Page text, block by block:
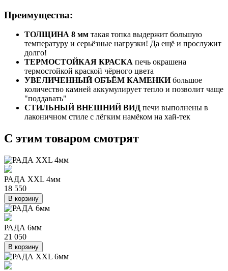
Преимущества:
ТОЛЩИНА 8 мм такая топка выдержит большую
температуру и серьёзные нагрузки! Да ещё и прослужит
долго!
ТЕРМОСТОЙКАЯ КРАСКА печь окрашена
термостойкой краской чёрного цвета
УВЕЛИЧЕННЫЙ ОБЪЁМ КАМЕНКИбольшое
количество камней аккумулирует тепло и позволит чаще
"поддавать"
СТИЛЬНЫЙ ВНЕШНИЙ ВИД печи выполнены в
лаконичном стиле с лёгким намёком на хай-тек
C этим товаром смотрят
РАДА XXL 4мм
18 550
В корзину
РАДА 6мм
21 050
В корзину